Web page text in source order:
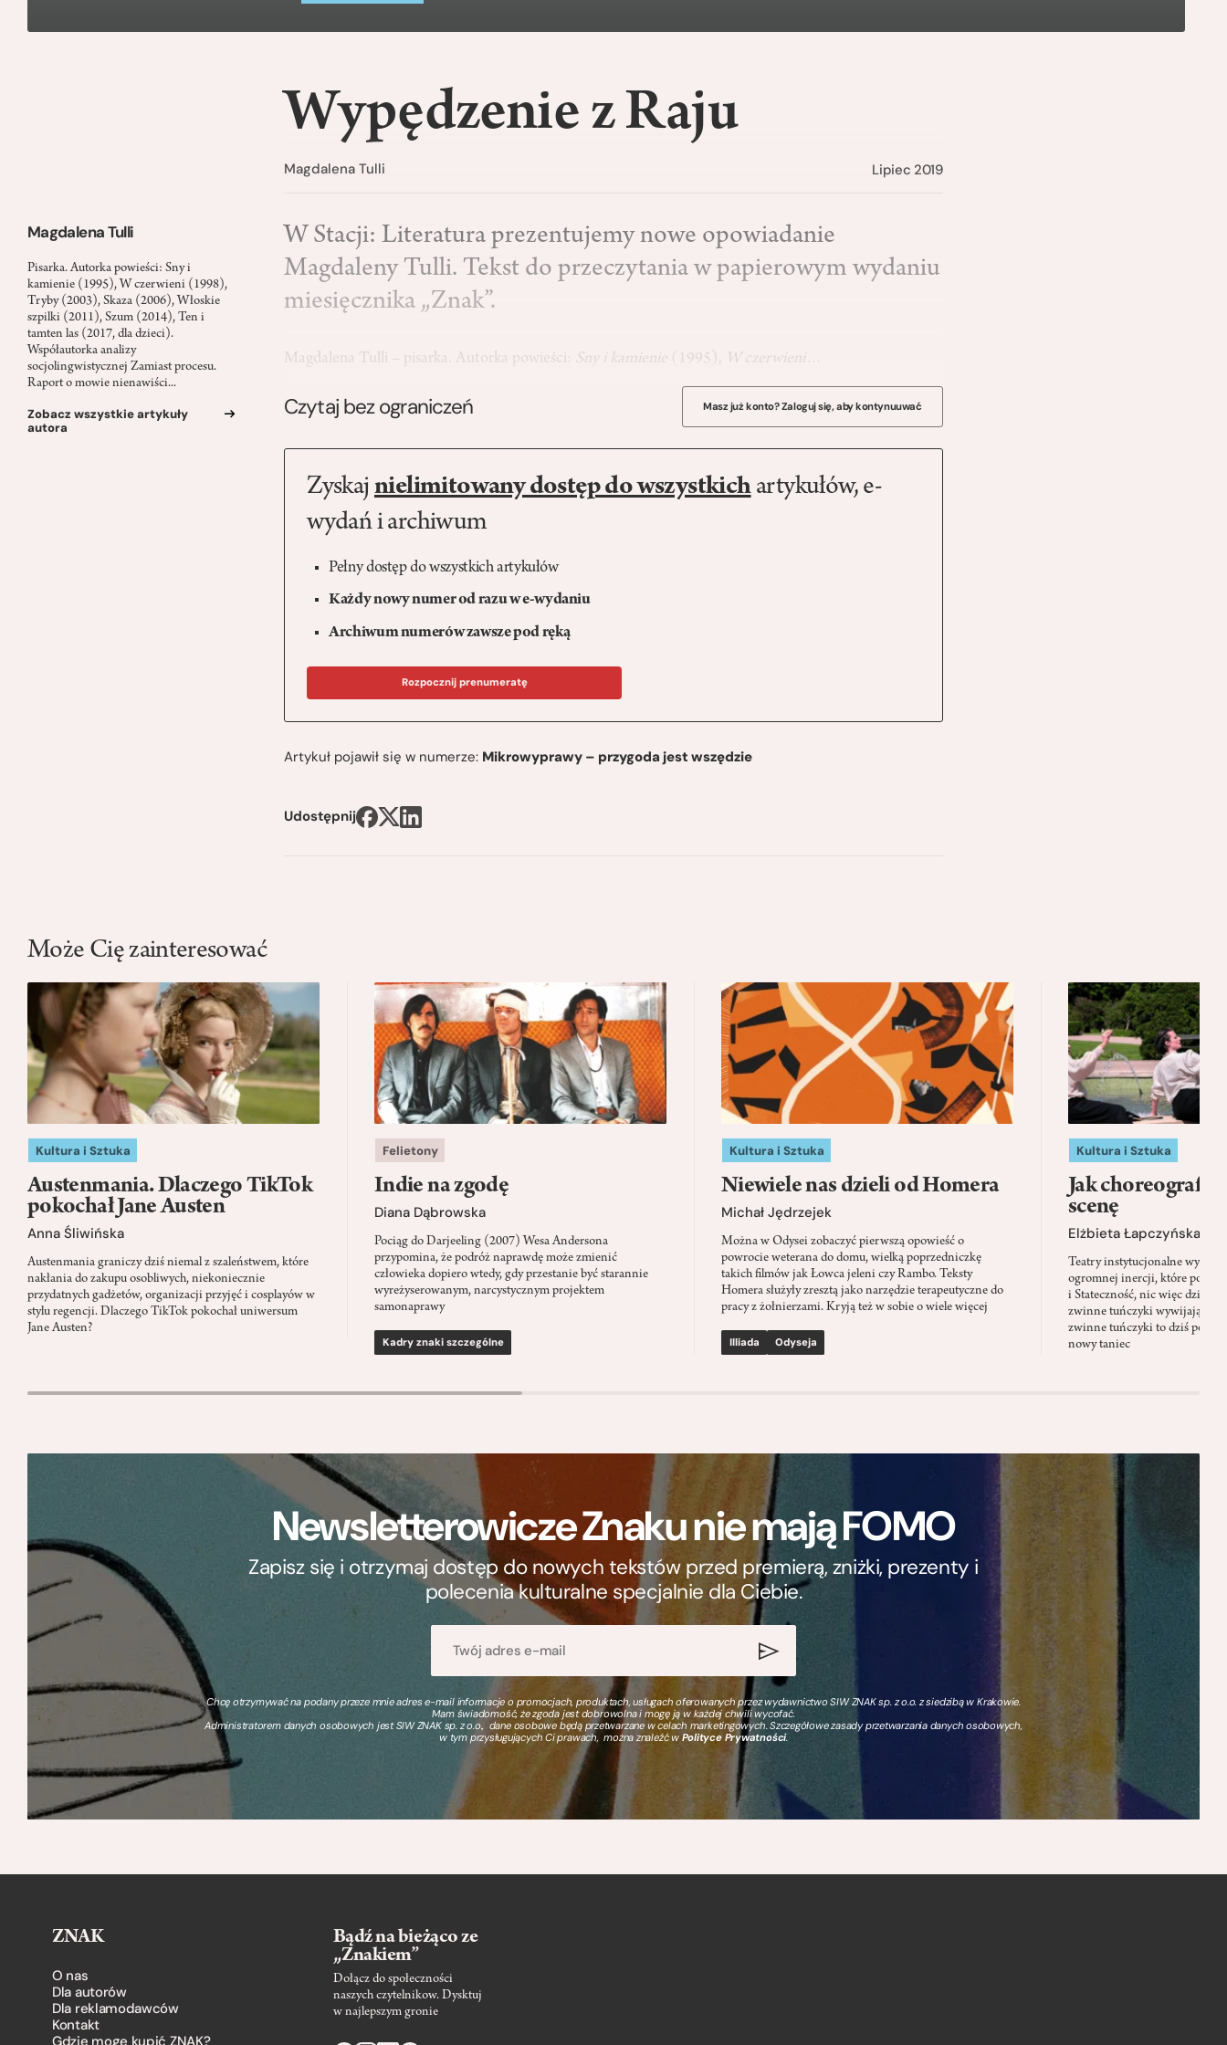
Magdalena Tulli
Pisarka. Autorka powieści: Sny i
kamienie (1995), W czerwieni (1998),
Tryby (2003), Skaza (2006), Włoskie
szpilki (2011), Szum (2014), Ten i
tamten las (2017, dla dzieci).
Współautorka analizy
socjolingwistycznej Zamiast procesu.
Raport o mowie nienawiści...
Zobacz wszystkie artykuły
autora
Wypędzenie z Raju
Magdalena Tulli Lipiec 2019
W Stacji: Literatura prezentujemy nowe opowiadanie
Magdaleny Tulli. Tekst do przeczytania w papierowym wydaniu
miesięcznika „Znak”.
Magdalena Tulli – pisarka. Autorka powieści: Sny i kamienie (1995), W czerwieni
Czytaj bez ograniczeń Masz już konto? Zaloguj się, aby kontynuuwać
Zyskaj nielimitowany dostęp do wszystkichartykułów, e-
wydań i archiwum
Pełny dostęp do wszystkich artykułów
Każdy nowy numer od razu w e-wydaniu
Archiwum numerów zawsze pod ręką
Rozpocznij prenumeratę
Artykuł pojawił się w numerze: Mikrowyprawy – przygoda jest wszędzie
Udostępnij
Może Cię zainteresować
Kultura i Sztuka
Austenmania. Dlaczego TikTok
pokochał Jane Austen
Anna Śliwińska
Austenmania graniczy dziś niemal z szaleństwem, które
nakłania do zakupu osobliwych, niekoniecznie
przydatnych gadżetów, organizacji przyjęć i cosplayów w
stylu regencji. Dlaczego TikTok pokochał uniwersum
Jane Austen?
Felietony
Indie na zgodę
Diana Dąbrowska
Pociąg do Darjeeling (2007) Wesa Andersona
przypomina, że podróż naprawdę może zmienić
człowieka dopiero wtedy, gdy przestanie być starannie
wyreżyserowanym, narcystycznym projektem
samonaprawy
Kadry znaki szczególne
Kultura i Sztuka
Niewiele nas dzieli od Homera
Michał Jędrzejek
Można w Odysei zobaczyć pierwszą opowieść o
powrocie weterana do domu, wielką poprzedniczkę
takich filmów jak Łowca jeleni czy Rambo. Teksty
Homera służyły zresztą jako narzędzie terapeutyczne do
pracy z żołnierzami. Kryją też w sobie o wiele więcej
Illiada Odyseja
Kultura i Sztuka
Jak
scenę
Elżbieta Łapczyńska
Teatry instytucjonalne
ogromnej inercji, które ponad
i Stateczność, nic więc
zwinne tuńczyki wywijają
zwinne tuńczyki to dziś
nowy taniec
Newsletterowicze Znaku nie mają FOMO
Zapisz się i otrzymaj dostęp do nowych tekstów przed premierą, zniżki, prezenty i
polecenia kulturalne specjalnie dla Ciebie.
Chcę otrzymywać na podany przeze mnie adres e-mail informacje o promocjach, produktach, usługach oferowanych przez wydawnictwo SIW ZNAK sp. z o.o. z siedzibą w Krakowie.
Mam świadomość, że zgoda jest dobrowolna i mogę ją w każdej chwili wycofać.
Administratorem danych osobowych jest SIW ZNAK sp. z o.o., dane osobowe będą przetwarzane w celach marketingowych. Szczegółowe zasady przetwarzania danych osobowych,
w tym przysługujących Ci prawach, można znaleźć wPolityce Prywatności.
ZNAK
O nas
Dla autorów
Dla reklamodawców
Kontakt
Bądź na bieżąco ze
„Znakiem”
Dołącz do społeczności
naszych czytelnikow. Dysktuj
w najlepszym gronie